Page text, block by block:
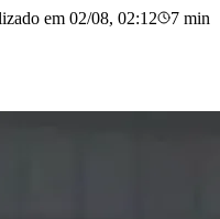
em 02/08, 02:12
7 min